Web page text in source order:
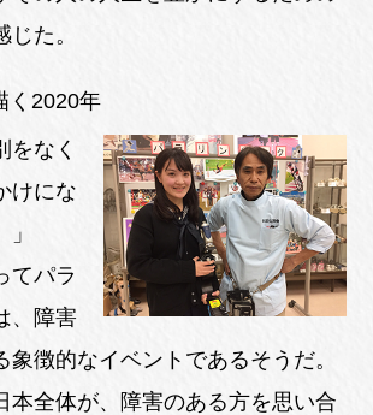
た。
く2020年
をなく
けにな
てパラ
、障害
象徴的なイベントであるそうだ。
本全体が、障害のある方を思い合